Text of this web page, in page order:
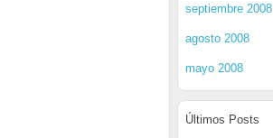
septiembre 2008
agosto 2008
mayo 2008
Últimos Posts